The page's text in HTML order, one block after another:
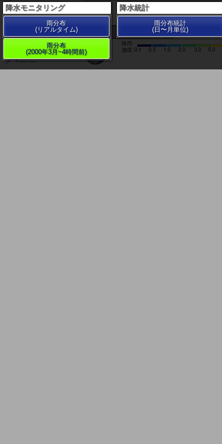
200 km
降水モニタリング
雨分布
(リアルタイム)
雨分布
(2000年3月~4時間前)
降水統計
雨分布統計
(日〜月単位)